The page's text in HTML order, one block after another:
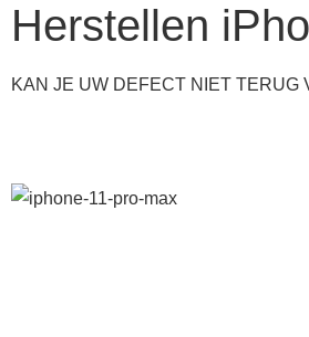
Herstellen
KAN JE UW DEFECT NIET TERUG